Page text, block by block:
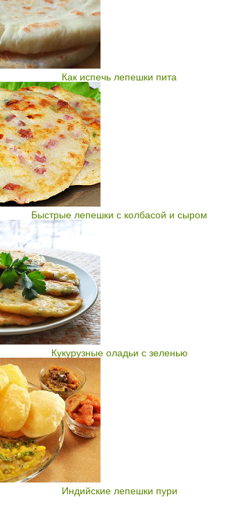
Как испечь лепешки пита
Быстрые лепешки с колбасой и сыром
Кукурузные оладьи с зеленью
Индийские лепешки пури